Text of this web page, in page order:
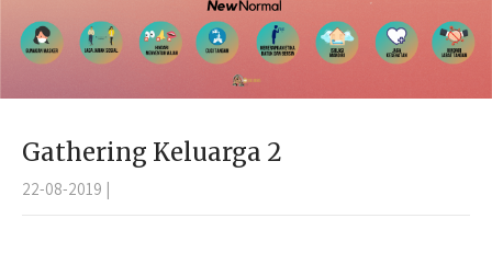
Gathering Keluarga 2
22-08-2019 |